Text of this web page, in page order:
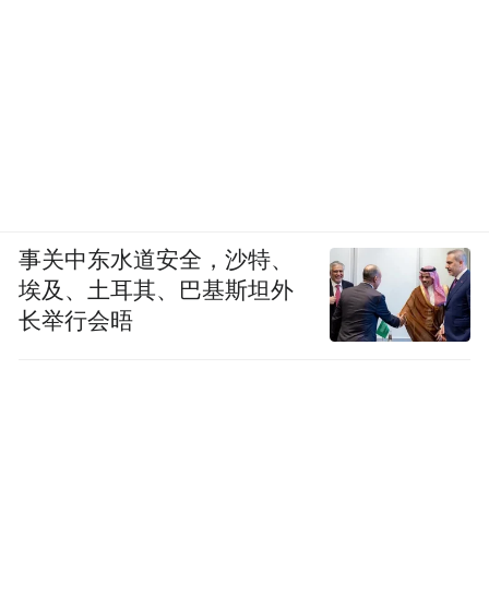
事关中东水道安全，沙特、
埃及、土耳其、巴基斯坦外
长举行会晤